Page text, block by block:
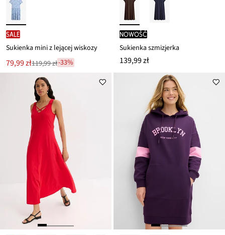
SALE
Sukienka mini z lejącej wiskozy
Nowa
cena
79,99 zł
Przeceniono
119,99 zł
119,99 zł-33%
nowość
Sukienka szmizjerka
139,99 zł